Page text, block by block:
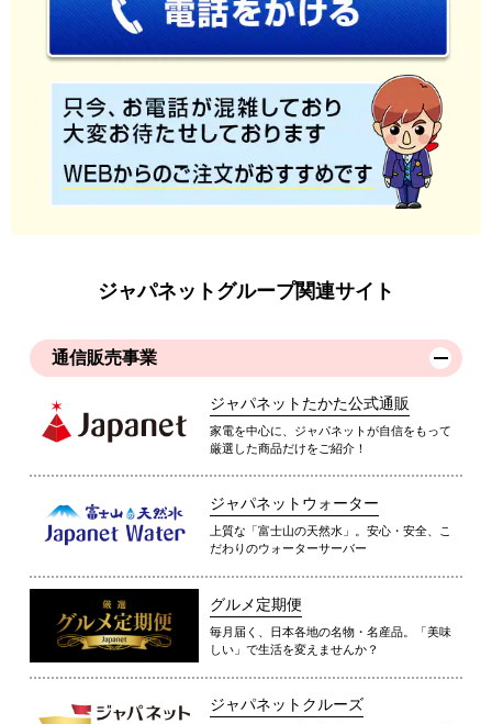
ジャパネットグループ関連サイト
通信販売事業
ジャパネットたかた公式通販
家電を中心に、ジャパネットが自信をもって
厳選した商品だけをご紹介！
ジャパネットウォーター
上質な「富士山の天然水」。安心・安全、こ
だわりのウォーターサーバー
グルメ定期便
毎月届く、日本各地の名物・名産品。「美味
しい」で生活を変えませんか？
ジャパネットクルーズ